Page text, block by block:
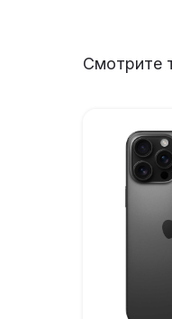
Смотрите